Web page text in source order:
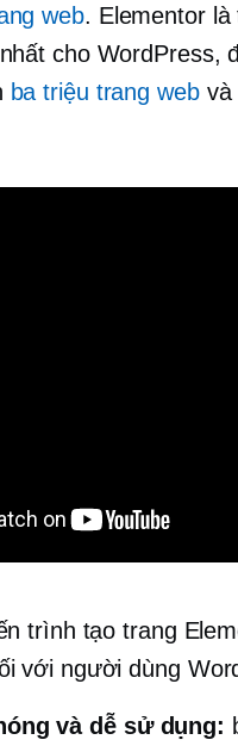
web. Elementor
cho WordPress,
ba triệu trang webvà
trình tạo trang
với người dùng
và dễ sử dụng: